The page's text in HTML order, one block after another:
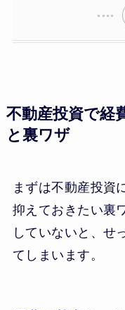
不動産投資で経
と裏ワザ
まずは不動産投資
抑えておきたい裏
していないと、せ
てしまいます。